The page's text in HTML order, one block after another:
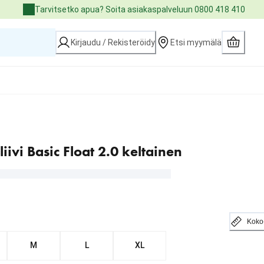
Tarvitsetko apua? Soita asiakaspalveluun 0800 418 410
Kirjaudu / Rekisteröidy Etsi myymälä
Basic Float 2.0 keltainen
M L XL